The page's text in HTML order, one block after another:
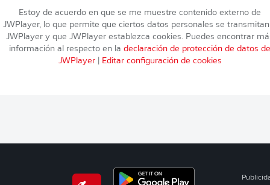
Estoy de acuerdo en que se me muestre contenido externo de
JWPlayer, lo que permite que ciertos datos personales se
JWPlayer y que JWPlayer establezca cookies. Puedes encontrar
información al respecto en la declaración de protección de datos de
JWPlayer| Editar configuración de cookies